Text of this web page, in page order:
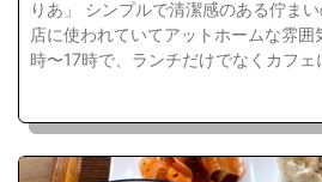
りあ」 シンプルで清潔感のある佇ま
店に使われていてアットホームな雰
時〜17時で、ランチだけでなくカフ